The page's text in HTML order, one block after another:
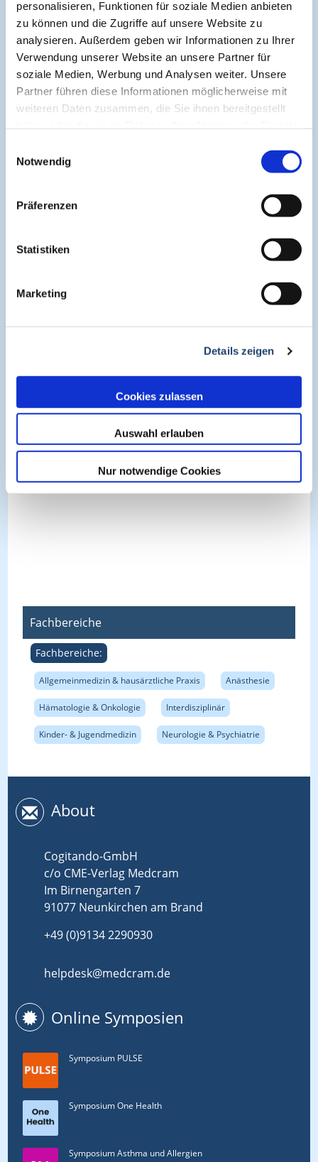
personalisieren, Funktionen für soziale Medien anbieten
zu können und die Zugriffe auf unsere Website zu
analysieren. Außerdem geben wir Informationen zu Ihrer
Verwendung unserer Website an unsere Partner für
soziale Medien, Werbung und Analysen weiter. Unsere
Partner führen diese Informationen möglicherweise mit
weiteren Daten zusammen, die Sie ihnen bereitgestellt
Notwendig
Präferenzen
Statistiken
Marketing
Details zeigen
Cookies zulassen
Auswahl erlauben
Nur notwendige Cookies
Ähnliche Beiträge: Weiterführende Artikel zum
Thema:
Schlagwörter: ADHS Cannabinoide Cannabis
Cannabisblüten Cannabisextrakt CBD Depression
Medizinisches Cannabis Onkologie
Fachbereiche
Fachbereiche:
Allgemeinmedizin & hausärztliche Praxis Anästhesie
Hämatologie & Onkologie Interdisziplinär
Kinder- & Jugendmedizin Neurologie & Psychiatrie
About
Cogitando-GmbH
c/o CME-Verlag Medcram
Im Birnengarten 7
91077 Neunkirchen am Brand
+49 (0)9134 2290930
helpdesk@medcram.de
Online Symposien
Symposium PULSE
Symposium One Health
Symposium Asthma und Allergien